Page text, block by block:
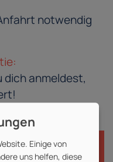
notwendig
dich anmeldest,
Einige von
uns helfen, diese